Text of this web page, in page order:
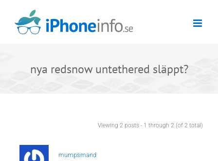
content
nya redsnow untethered släppt?
Viewing 2 posts - 1 through 2 (of 2 total)
mumpsmand